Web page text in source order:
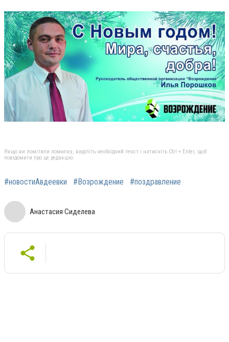
Якщо ви помітили помилку, виділіть необхідний текст і натисніть Ctrl + Enter, щоб
повідомити про це редакцію
#новостиАвдеевки #Возрождение #поздравление
Анастасия Сиделева